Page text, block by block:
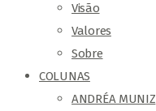
Visão
Valores
Sobre
COLUNAS
ANDRÉA MUNIZ